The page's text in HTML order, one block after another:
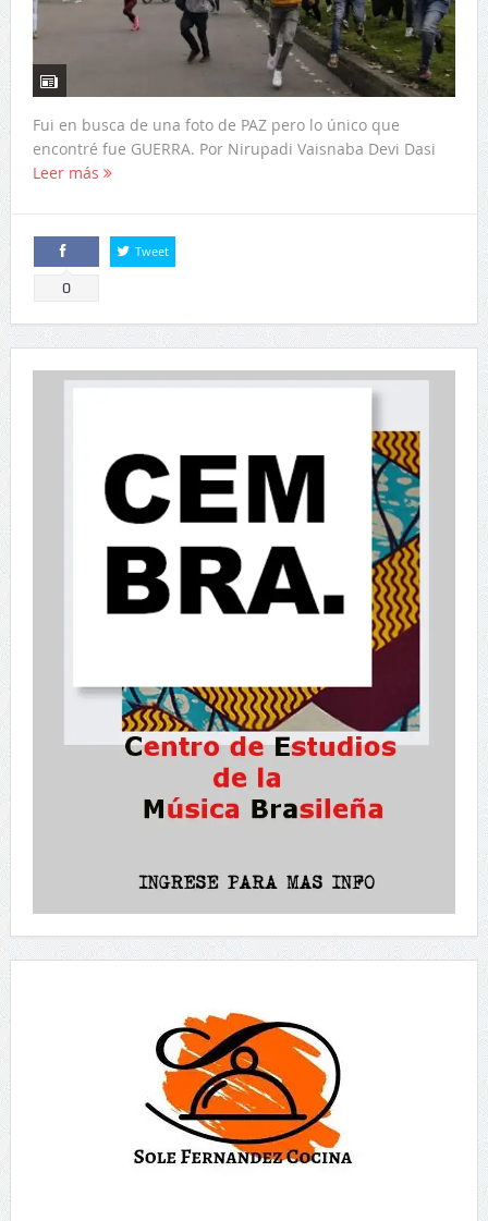
Fui en busca de una foto de PAZ pero lo único que
encontré fue GUERRA. Por Nirupadi Vaisnaba Devi Dasi
Leer más
Comparte
0
Tweet